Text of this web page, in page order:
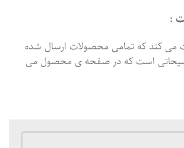
:
کند که تمامی محصولات ارسال شده
است که در صفحه ی محصول می